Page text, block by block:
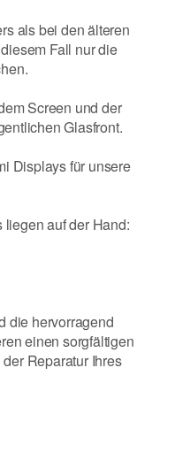
als bei den älteren
Fall nur die
Screen und der
Glasfront.
Displays für unsere
auf der Hand:
die hervorragend
einen sorgfältigen
Reparatur Ihres